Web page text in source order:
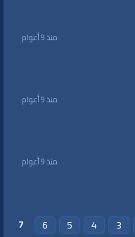
منذ 9 أعوام
منذ 9 أعوام
منذ 9 أعوام
3
4
5
6
7